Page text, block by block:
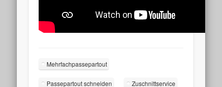
Mehrfachpassepartout
Passepartout schneiden Zuschnittservice